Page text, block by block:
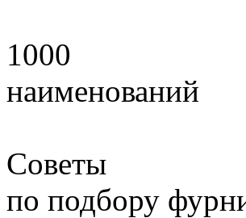
1000
наименований
Советы
по подбору